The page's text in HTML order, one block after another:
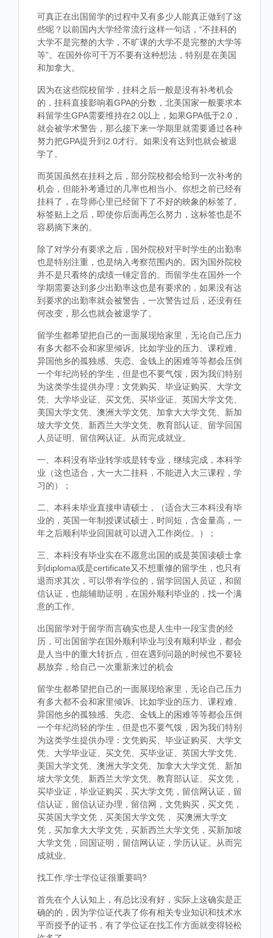
可真正在出国留学的过程中又有多少人能真正做到了这
些呢？以前国内大学经常流行这样一句话，“不挂科的
大学不是完整的大学，不旷课的大学不是完整的大学等
等”。在国外你可千万不要有这种想法，特别是在美国
和加拿大。
因为在这些院校留学，挂科之后一般是没有补考机会
的，挂科直接影响着GPA的分数，北美国家一般要求本
科留学生GPA需要维持在2.0以上，如果GPA低于2.0，
就会被学术警告，那么接下来一学期里就需要通过各种
努力把GPA提升到2.0才行。如果没有达到也就会被退
学了。
而英国虽然在挂科之后，部分院校都会给到一次补考的
机会，但能补考通过的几率也相当小。你想之前已经有
挂科了，在导师心里已经留下了不好的映象的标签了。
标签贴上之后，即使你后面再怎么努力，这标签也是不
容易摘下来的。
除了对学分有要求之后，国外院校对平时学生的出勤率
也是特别注重，也是纳入考察范围内的。因为国外院校
并不是只看终的成绩一锤定音的。而留学生在国外一个
学期需要达到多少出勤率这也是有要求的，如果没有达
到要求的出勤率就会被警告，一次警告过后，还没有任
何改变，那么也就会被退学了。
留学生都希望把自己的一面展现给家里，无论自己压力
有多大都不会和家里倾诉。比如学业的压力、课程难、
异国他乡的孤独感、失恋、金钱上的困难等等都会压倒
一个年纪尚轻的学生，但是也不要气馁，因为我们特别
为这类学生提供办理：文凭购买、毕业证购买、大学文
凭、大学毕业证、买文凭、买毕业证、英国大学文凭、
美国大学文凭、澳洲大学文凭、加拿大大学文凭、新加
坡大学文凭、新西兰大学文凭、教育部认证、留学回国
人员证明、留信网认证。从而完成就业。
一、本科没有毕业转学或是转专业，继续完成，本科学
业（这也适合，大一大二挂科，不能进入大三课程，学
习的）；
二、本科未毕业直接申请硕士，（适合大三本科没有毕
业的，英国一年制授课试硕士，时间短，含金量高，一
年之后顺利毕业回国就可以进入工作岗位。）；
三、本科没有毕业实在不愿意出国的或是英国读硕士拿
到diploma或是certificate又不想重修的留学生，也只有
退而求其次，可以带有学位的，留学回国人员证，和留
信认证，也能辅助证明，在国外顺利毕业的，找一个满
意的工作。
出国留学对于留学而言确实也是人生中一段宝贵的经
历，可出国留学在国外顺利毕业与没有顺利毕业，都会
是人当中的重大转折点，但在遇到问题的时候也不要轻
易放弃，给自己一次重新来过的机会
留学生都希望把自己的一面展现给家里，无论自己压力
有多大都不会和家里倾诉。比如学业的压力、课程难、
异国他乡的孤独感、失恋、金钱上的困难等等都会压倒
一个年纪尚轻的学生，但是也不要气馁，因为我们特别
为这类学生提供办理：文凭购买、毕业证购买、大学文
凭、大学毕业证、买文凭、买毕业证、英国大学文凭、
美国大学文凭、澳洲大学文凭、加拿大大学文凭、新加
坡大学文凭、新西兰大学文凭、教育部认证、买文凭，
买毕业证，毕业证购买，买大学文凭，留信网认证，留
信认证，留信认证办理，留信网，文凭购买，买文凭，
买英国大学文凭，买美国大学文凭， 买澳洲大学文
凭，买加拿大大学文凭，买新西兰大学文凭，买新加坡
大学文凭，回国证明，留信网认证，学历认证。从而完
成就业。
找工作,学士学位证很重要吗?
首先在个人认知上，有总比没有好，实际上这确实是正
确的的，因为学位证代表了你有相关专业知识和技术水
平而授予的证书，有了学位证在找工作方面就变得轻松